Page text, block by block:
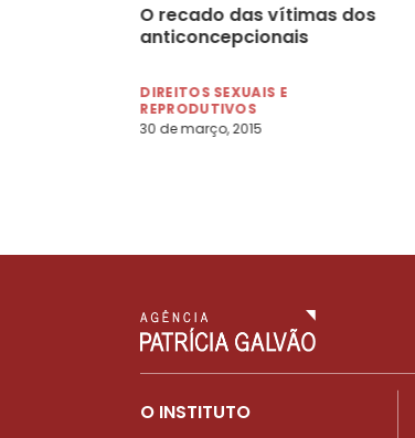
O recado das vítimas dos
anticoncepcionais
DIREITOS SEXUAIS E
REPRODUTIVOS
30 de março, 2015
O INSTITUTO